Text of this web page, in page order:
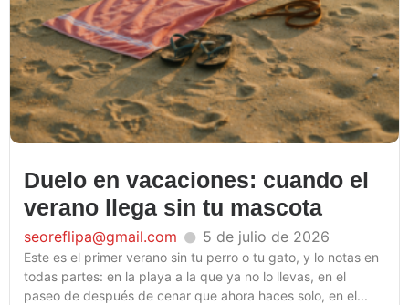
Duelo en vacaciones: cuando el
verano llega sin tu mascota
seoreflipa@gmail.com 5 de julio de 2026
Este es el primer verano sin tu perro o tu gato, y lo notas en
todas partes: en la playa a la que ya no lo llevas, en el
paseo de después de cenar que ahora haces solo, en el...